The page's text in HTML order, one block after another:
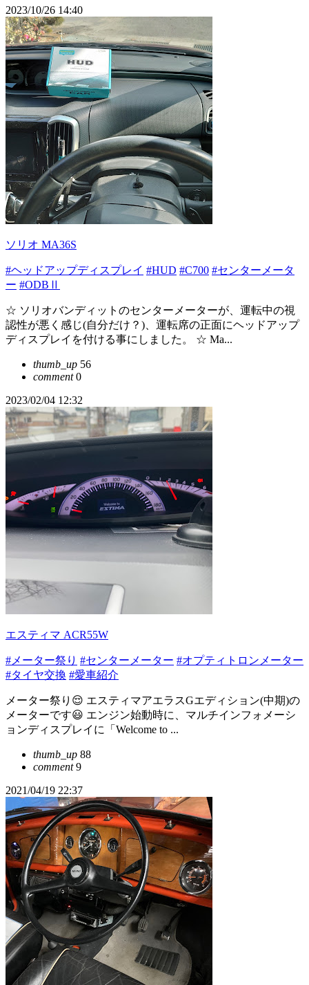
2023/10/26 14:40
ソリオ MA36S
#ヘッドアップディスプレイ #HUD #C700 #センターメータ
ー #ODBⅡ
☆ ソリオバンディットのセンターメーターが、運転中の視
認性が悪く感じ(自分だけ？)、運転席の正面にヘッドアップ
ディスプレイを付ける事にしました。 ☆ Ma...
thumb_up 56
comment0
2023/02/04 12:32
エスティマ ACR55W
#メーター祭り #センターメーター #オプティトロンメーター
#タイヤ交換 #愛車紹介
メーター祭り😌 エスティマアエラスGエディション(中期)の
メーターです😃 エンジン始動時に、マルチインフォメーシ
ョンディスプレイに「Welcome to ...
thumb_up 88
comment9
2021/04/19 22:37